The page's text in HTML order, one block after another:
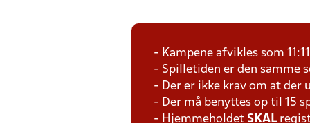
- Kampene afvikles som
- Spilletiden er den samme
- Der er ikke krav om at der
- Der må benyttes op til 15
- Hjemmeholdet SKAL